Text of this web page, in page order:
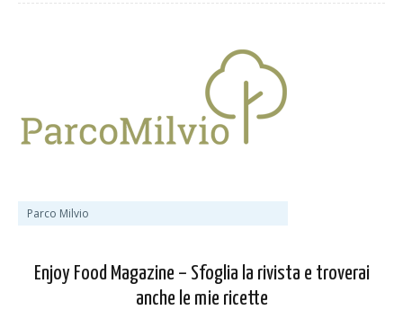
Parco Milvio
Enjoy Food Magazine – Sfoglia la rivista e troverai
anche le mie ricette